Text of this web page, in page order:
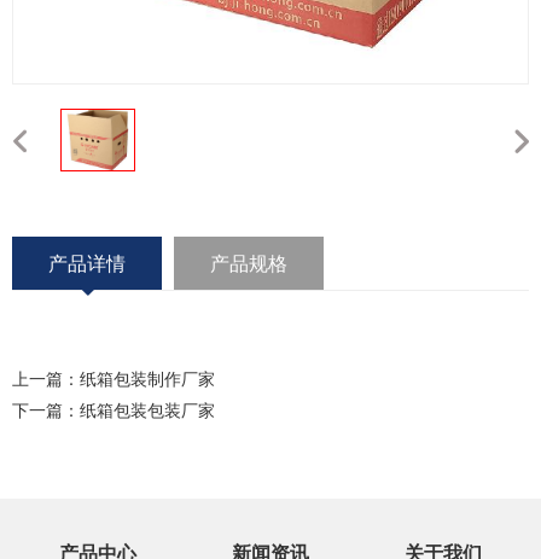
产品详情 产品规格
上一篇： 纸箱包装制作厂家
下一篇： 纸箱包装包装厂家
产品中心 新闻资讯 关于我们